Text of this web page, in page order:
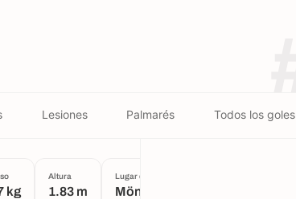
Lesiones Palmarés Todos los goles
kg
Altura
1.83 m
Lugar de nacimiento
Mönchengladbach